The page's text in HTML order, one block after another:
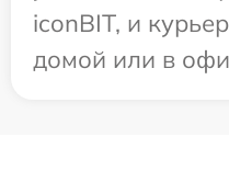
iconBIT, и
домой или в